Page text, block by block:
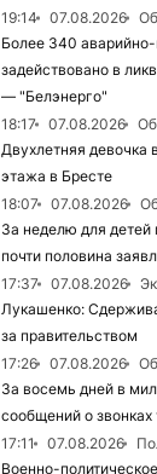
19:14
07.08.2026
Более 340
задействовано в
— "Белэнерго"
18:17
07.08.2026
Двухлетняя девочка
этажа в Бресте
18:07
07.08.2026
За неделю для детей
почти половина
17:37
07.08.2026
Лукашенко:
за правительством
17:26
07.08.2026
За восемь дней в
сообщений о
17:11
07.08.2026
Военно-